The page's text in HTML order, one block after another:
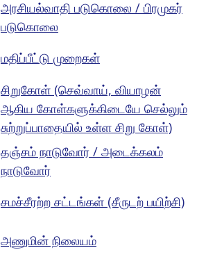
அரசியல்வாதி படுகொலை / பிரமுகர்
படுகொலை
மதிப்பீட்டு முறைகள்
சிறுகோள் (செவ்வாய், வியாழன்
ஆகிய கோள்களுக்கிடையே செல்லும்
சுற்றுப்பாதையில் உள்ள சிறு கோள்)
தஞ்சம் நாடுவோர் / அடைக்கலம்
நாடுவோர்
சமச்சீரற்ற சட்டங்கள் (சீருடற் பயிற்சி)
அணுமின் நிலையம்